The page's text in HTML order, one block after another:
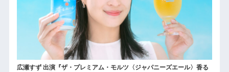
広瀬すず 出演『ザ・プレミアム・モルツ〈ジャパニーズエール〉香る